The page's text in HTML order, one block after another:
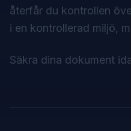
återfår du kontrollen
i en kontrollerad miljö,
Säkra dina dokument